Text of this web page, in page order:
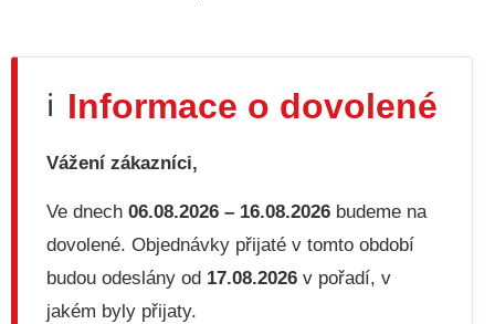
á
a
c
v
k
y
v
ℹ️ Informace o dovolené
Vážení zákazníci,
Ve dnech 06.08.2026 – 16.08.2026 budeme na
dovolené. Objednávky přijaté v tomto období
budou odeslány od 17.08.2026 v pořadí, v
jakém byly přijaty.